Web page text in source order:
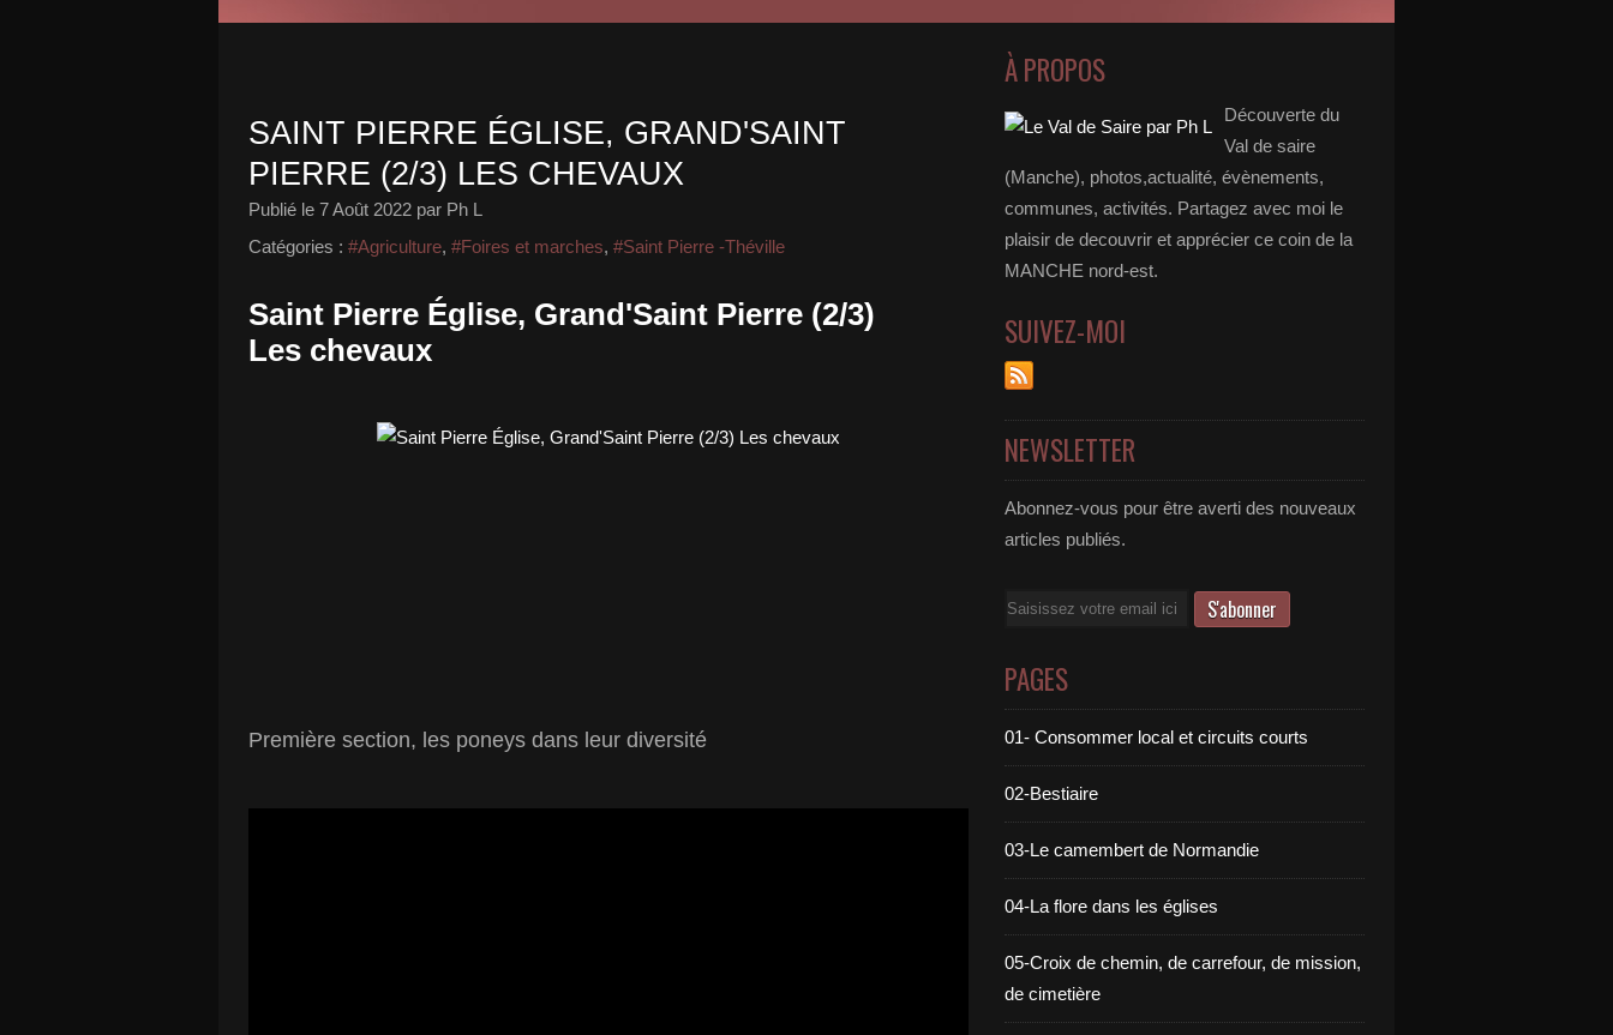
SAINT PIERRE ÉGLISE, GRAND'SAINT
PIERRE (2/3) LES CHEVAUX
Publié le 7 Août 2022 par Ph L
Catégories : #Agriculture, #Foires et marches, #Saint Pierre -Théville
Saint Pierre Église, Grand'Saint Pierre (2/3)
Les chevaux
Première section, les poneys dans leur diversité
À PROPOS
Découverte du
Val de saire
(Manche), photos,actualité, évènements,
communes, activités. Partagez avec moi le
plaisir de decouvrir et apprécier ce coin de la
MANCHE nord-est.
SUIVEZ-MOI
NEWSLETTER
Abonnez-vous pour être averti des nouveaux
articles publiés.
Email
PAGES
01- Consommer local et circuits courts
02-Bestiaire
03-Le camembert de Normandie
04-La flore dans les églises
05-Croix de chemin, de carrefour, de mission,
de cimetière